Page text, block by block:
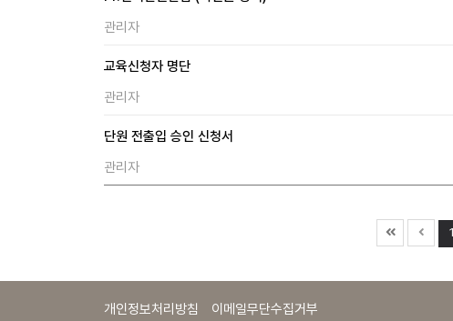
관리자
교육신청자 명단
관리자
단원 전출입 승인 신청서
관리자
1
개인정보처리방침 이메일무단수집거부